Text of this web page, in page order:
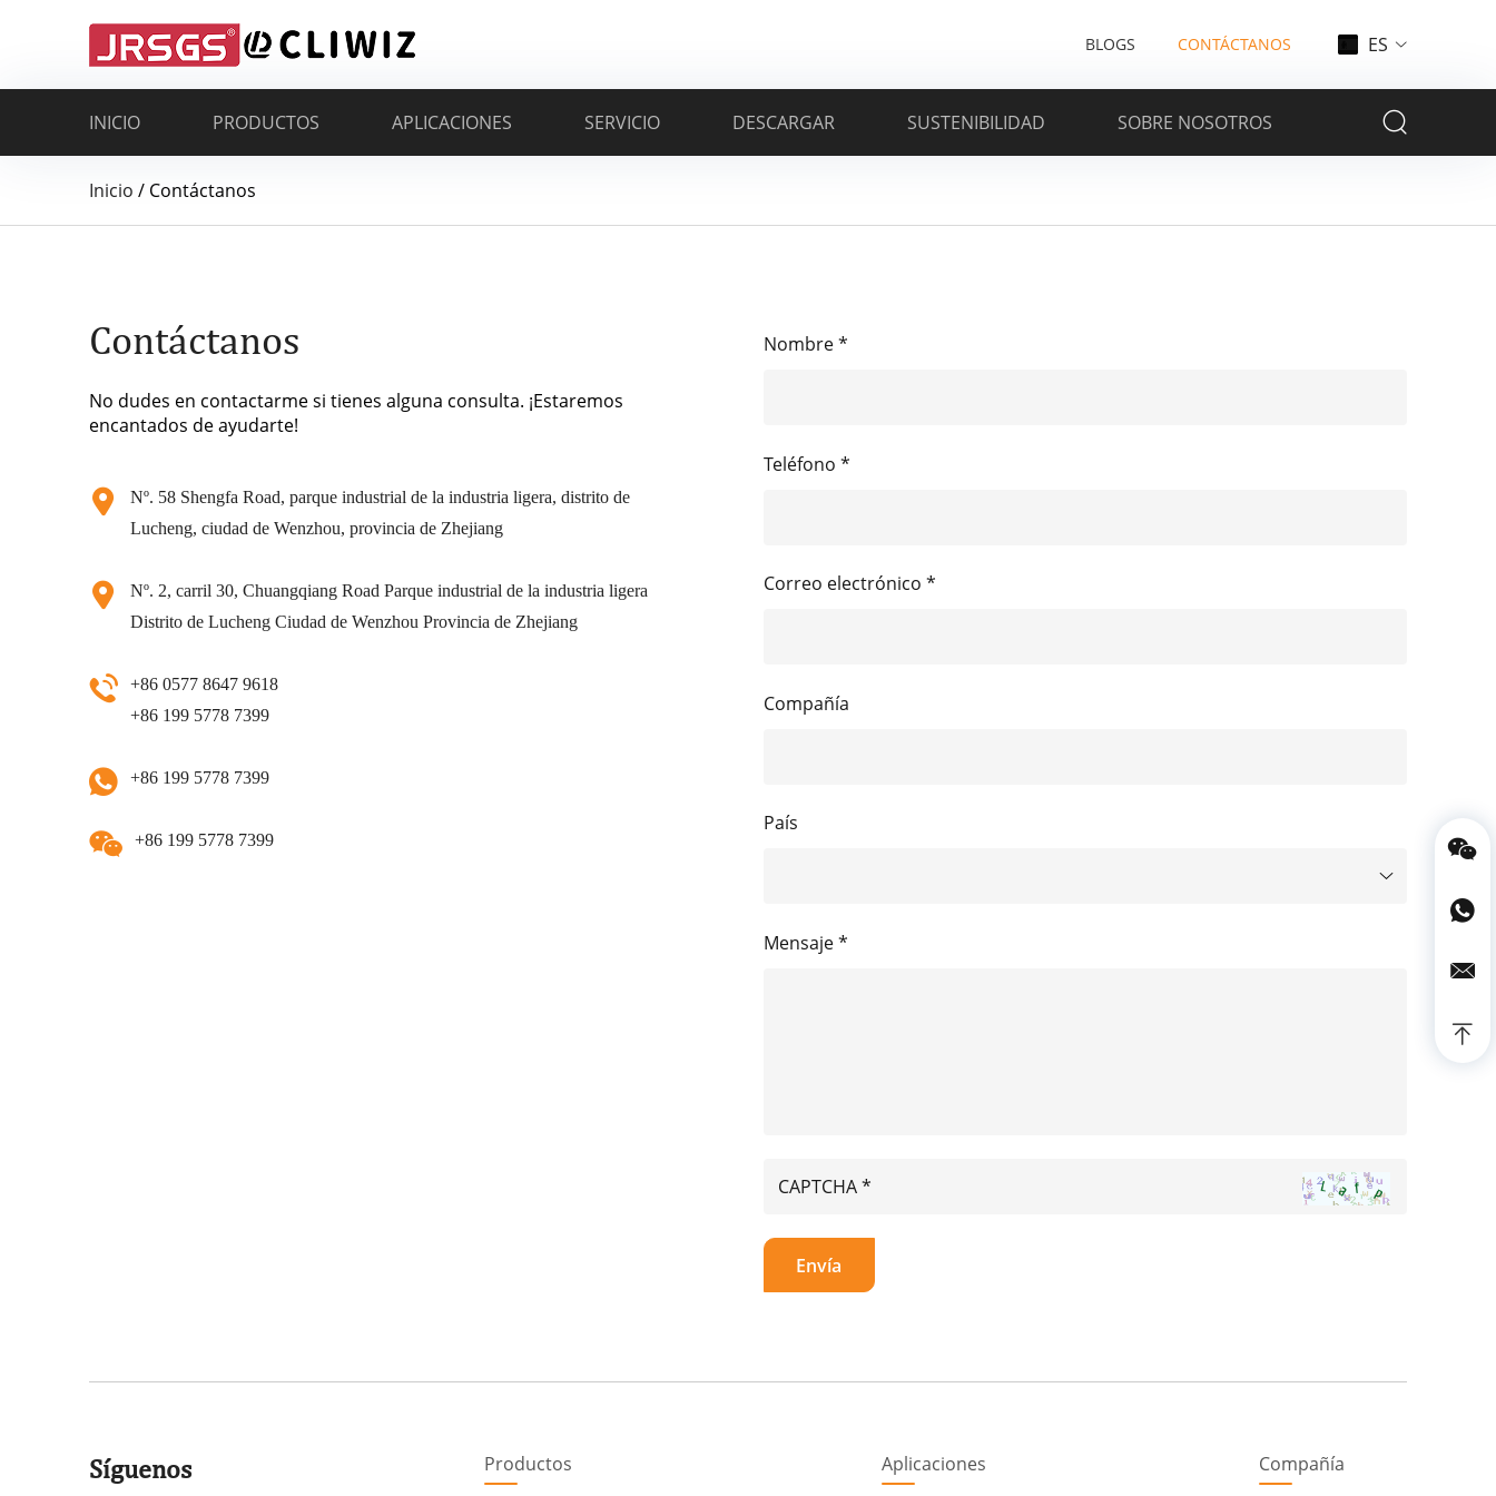
BLOGS CONTÁCTANOS ES
INICIO PRODUCTOS APLICACIONES SERVICIO DESCARGAR SUSTENIBILIDAD SOBRE NOSOTROS
Inicio / Contáctanos
Contáctanos
No dudes en contactarme si tienes alguna consulta. ¡Estaremos
encantados de ayudarte!
Nº. 58 Shengfa Road, parque industrial de la industria ligera, distrito de
Lucheng, ciudad de Wenzhou, provincia de Zhejiang
Nº. 2, carril 30, Chuangqiang Road Parque industrial de la industria ligera
Distrito de Lucheng Ciudad de Wenzhou Provincia de Zhejiang
+86 0577 8647 9618
+86 199 5778 7399
+86 199 5778 7399
+86 199 5778 7399
Nombre *
Teléfono *
Correo electrónico *
Compañía
País
Mensaje *
Síguenos Productos Aplicaciones Compañía